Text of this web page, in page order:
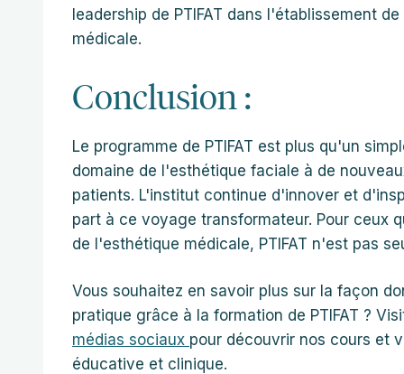
leadership de PTIFAT dans l'établissement
médicale.
Conclusion :
Le programme de PTIFAT est plus qu'un
domaine de l'esthétique faciale à de
patients. L'institut continue d'innover et
part à ce voyage transformateur. Pour ceux
de l'esthétique médicale, PTIFAT n'est pas
Vous souhaitez en savoir plus sur la façon
pratique grâce à la formation de PTIFAT ?
médias sociaux pour découvrir nos cours et
éducative et clinique.